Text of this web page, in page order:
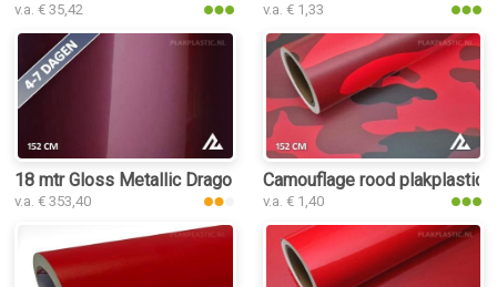
v.a. € 35,42 v.a. € 1,33
18 mtr Gloss Metallic Dragon Blood Red 3065 plakplastic
v.a. € 353,40
Camouflage rood plakplastic
v.a. € 1,40